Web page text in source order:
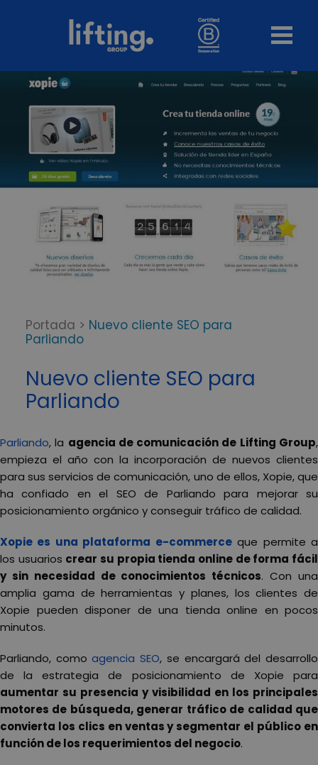
Portada > Nuevo cliente SEO para
Parliando
Nuevo cliente SEO para
Parliando
Parliando, la agencia de comunicación de Lifting Group,
empieza el año con la incorporación de nuevos clientes
para sus servicios de comunicación, uno de ellos, Xopie, que
ha confiado en el SEO de Parliando para mejorar su
posicionamiento orgánico y conseguir tráfico de calidad.
Xopie es una plataforma e-commerceque permite a
los usuarios crear su propia tienda online de forma fácil
y sin necesidad de conocimientos técnicos. Con una
amplia gama de herramientas y planes, los clientes de
Xopie pueden disponer de una tienda online en pocos
minutos.
Parliando, comoagencia SEO, se encargará del desarrollo
de la estrategia de posicionamiento de Xopie para
aumentar su presencia y visibilidad en los principales
motores de búsqueda, generar tráfico de calidad que
convierta los clics en ventas y segmentar el público en
función de los requerimientos del negocio.